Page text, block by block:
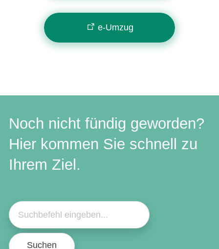
e-Umzug
Noch nicht fündig geworden?
Hier kommen Sie schnell zu
Ihrem Ziel.
Suchen